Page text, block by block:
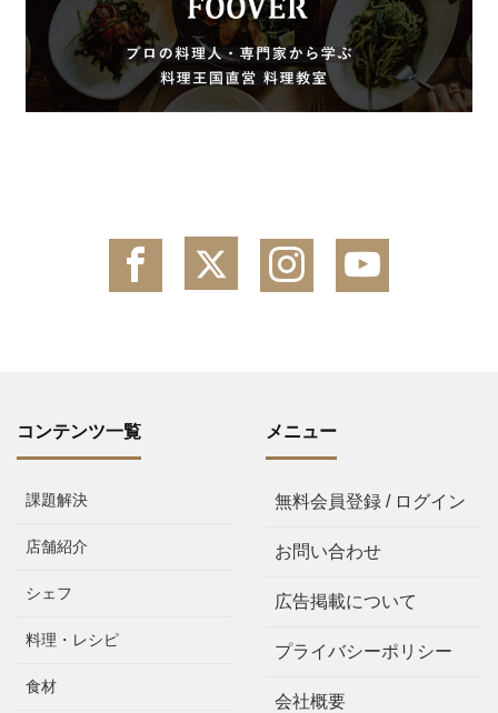
コンテンツ一覧
課題解決
店舗紹介
シェフ
料理・レシピ
食材
メニュー
無料会員登録 / ログイン
お問い合わせ
広告掲載について
プライバシーポリシー
会社概要